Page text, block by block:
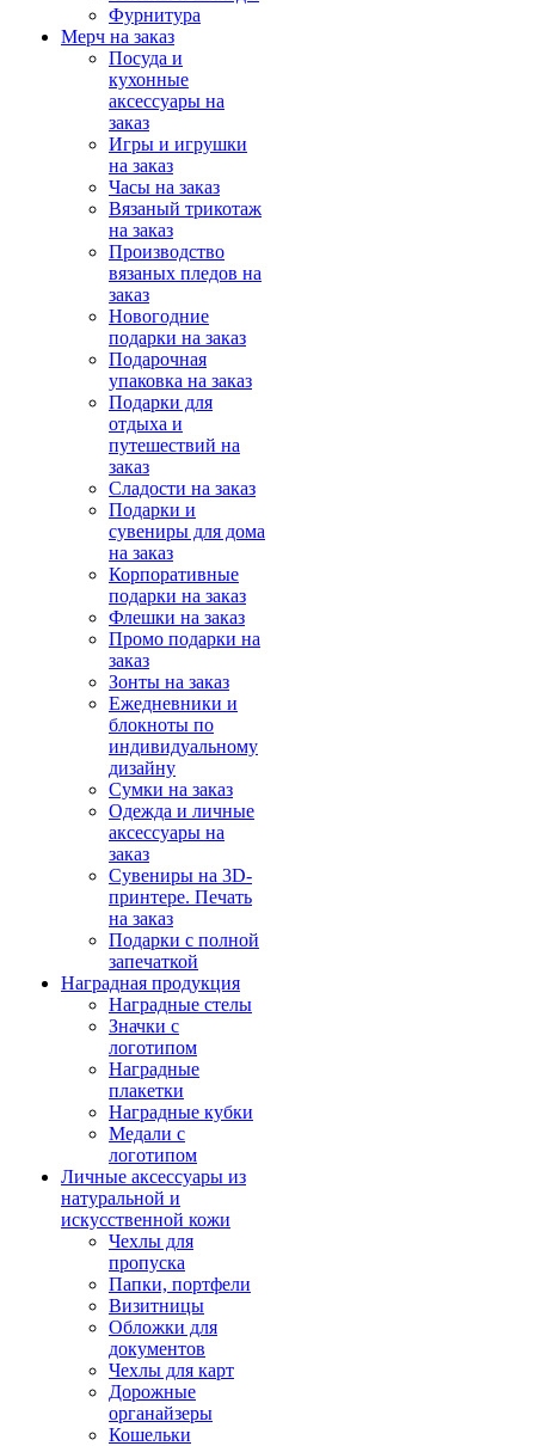
Фурнитура
Мерч на заказ
Посуда и
кухонные
аксессуары на
заказ
Игры и игрушки
на заказ
Часы на заказ
Вязаный трикотаж
на заказ
Производство
вязаных пледов на
заказ
Новогодние
подарки на заказ
Подарочная
упаковка на заказ
Подарки для
отдыха и
путешествий на
заказ
Сладости на заказ
Подарки и
сувениры для дома
на заказ
Корпоративные
подарки на заказ
Флешки на заказ
Промо подарки на
заказ
Зонты на заказ
Ежедневники и
блокноты по
индивидуальному
дизайну
Сумки на заказ
Одежда и личные
аксессуары на
заказ
Сувениры на 3D-
принтере. Печать
на заказ
Подарки с полной
запечаткой
Наградная продукция
Наградные стелы
Значки с
логотипом
Наградные
плакетки
Наградные кубки
Медали с
логотипом
Личные аксессуары из
натуральной и
искусственной кожи
Чехлы для
пропуска
Папки, портфели
Визитницы
Обложки для
документов
Чехлы для карт
Дорожные
органайзеры
Кошельки